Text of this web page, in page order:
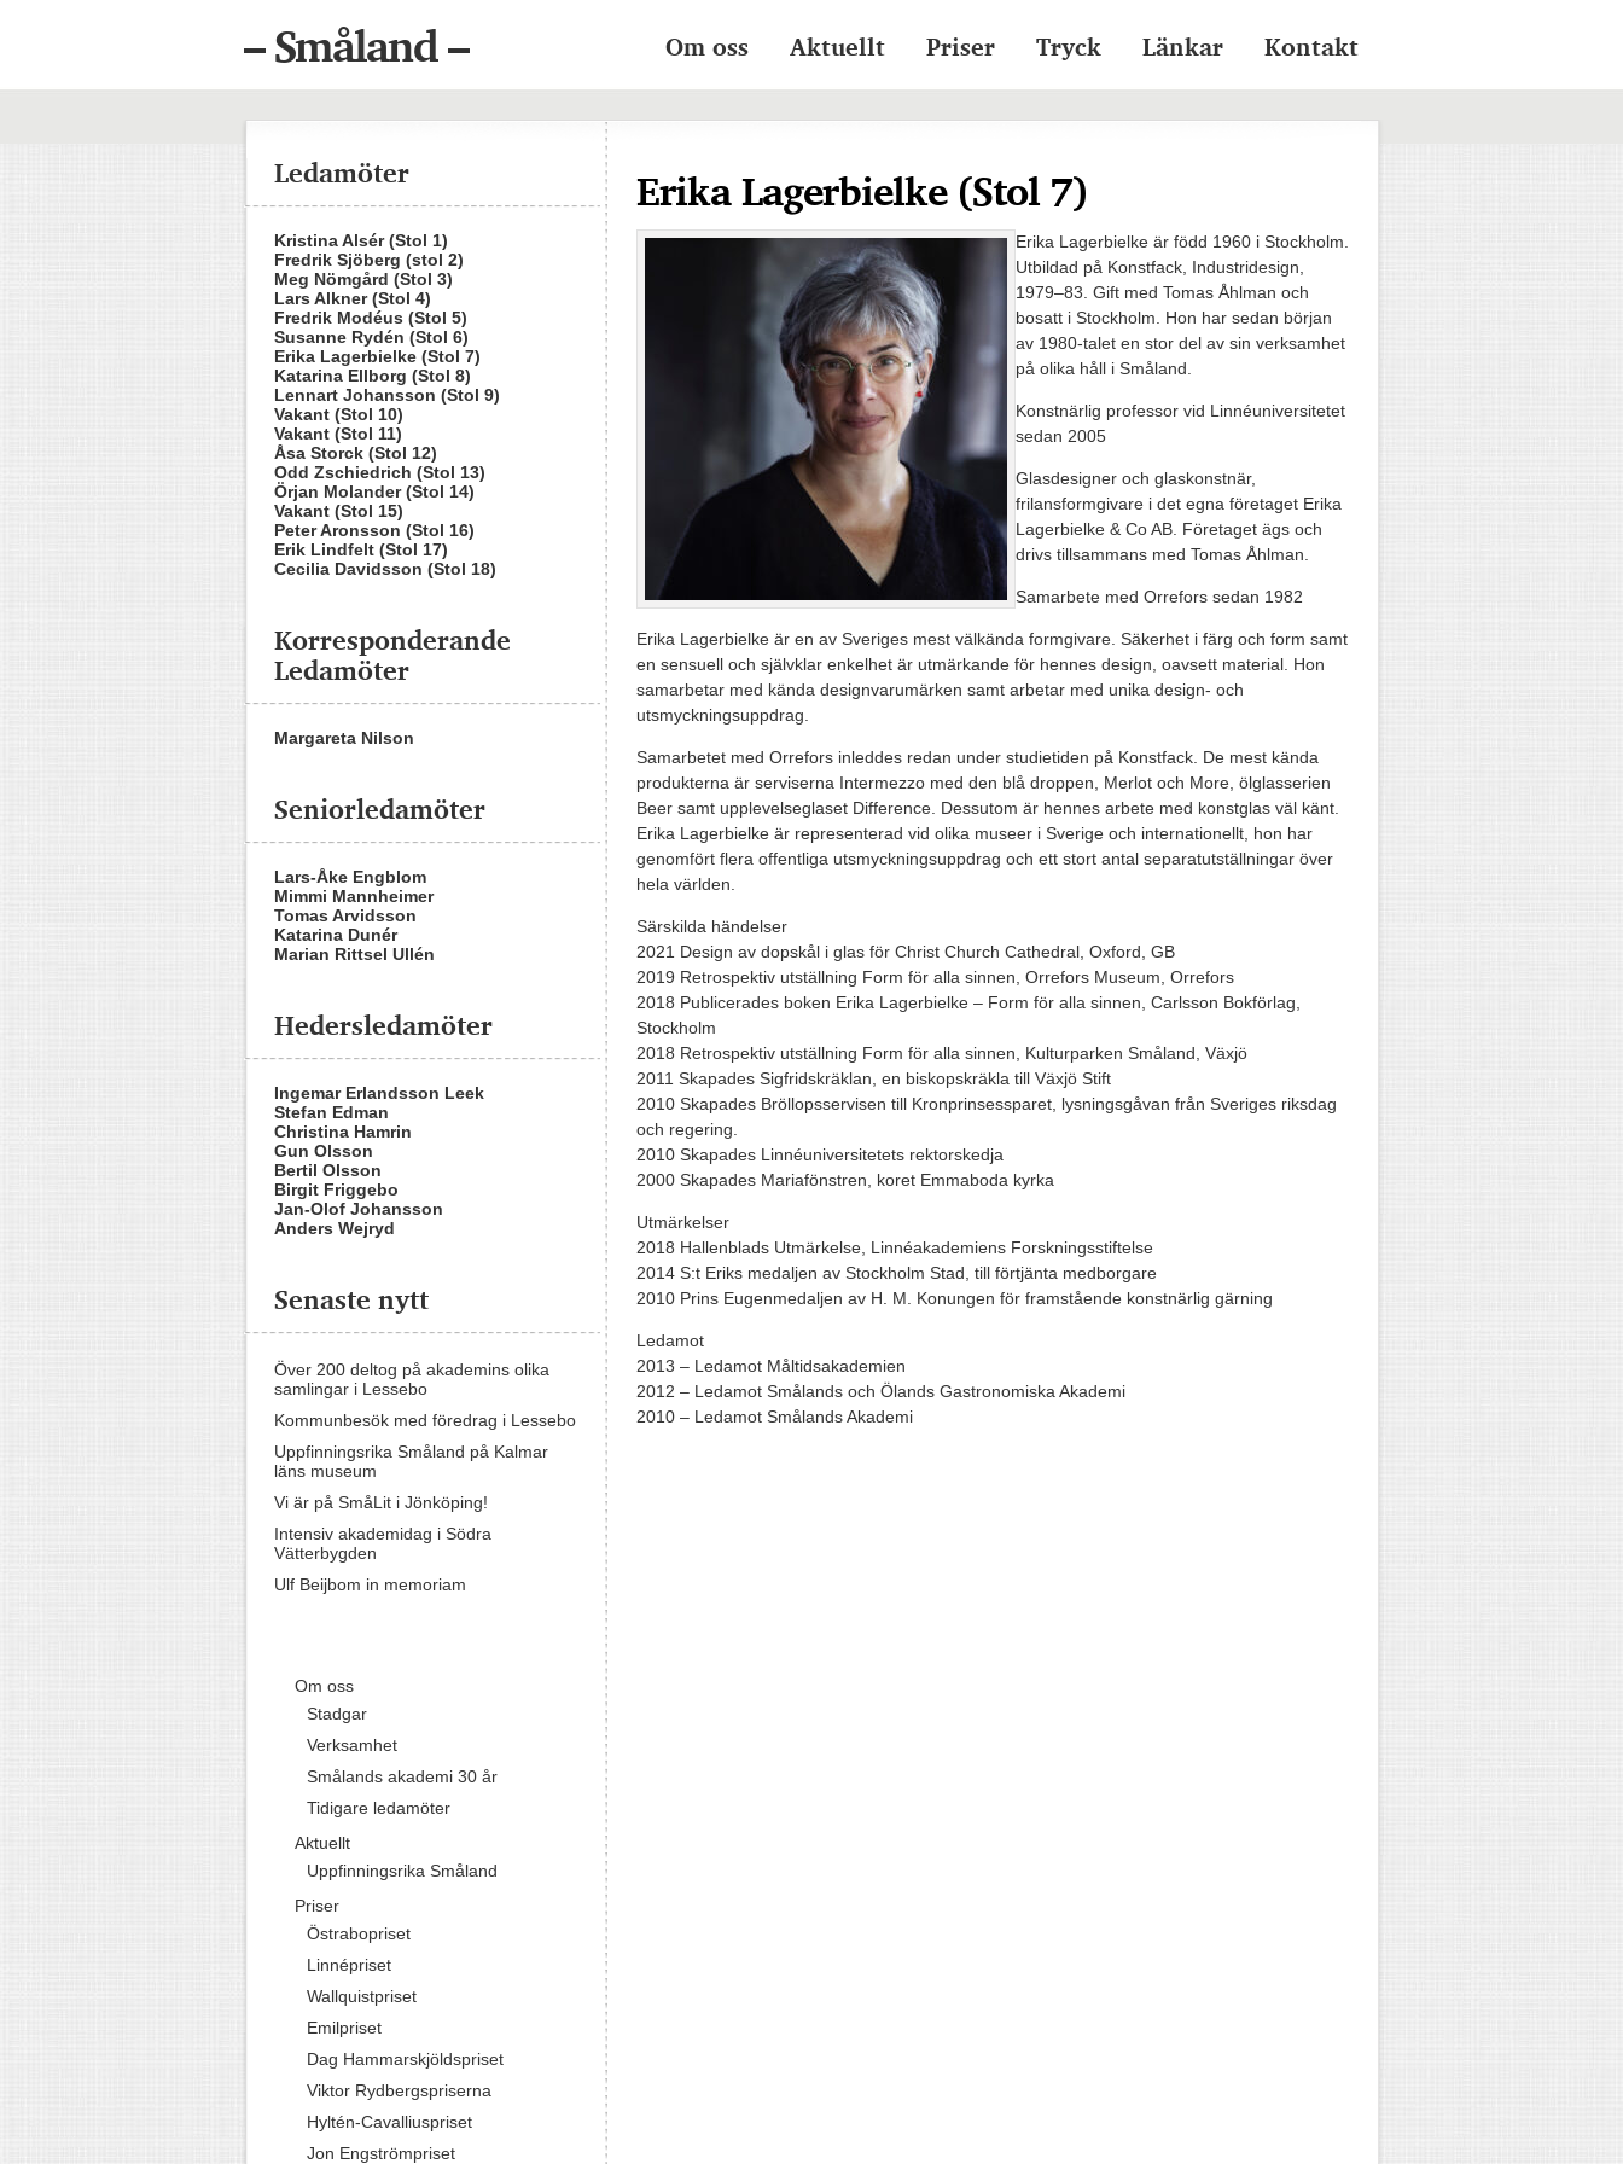
– Småland – Om oss Aktuellt Priser Tryck Länkar Kontakt
Erika Lagerbielke (Stol 7)
Erika Lagerbielke är född 1960 i Stockholm.
Utbildad på Konstfack, Industridesign,
1979–83. Gift med Tomas Åhlman och
bosatt i Stockholm. Hon har sedan början
av 1980-talet en stor del av sin verksamhet
på olika håll i Småland.
Konstnärlig professor vid Linnéuniversitetet
sedan 2005
Glasdesigner och glaskonstnär,
frilansformgivare i det egna företaget Erika
Lagerbielke & Co AB. Företaget ägs och
drivs tillsammans med Tomas Åhlman.
Samarbete med Orrefors sedan 1982
Erika Lagerbielke är en av Sveriges mest välkända formgivare. Säkerhet i färg och form samt
en sensuell och självklar enkelhet är utmärkande för hennes design, oavsett material. Hon
samarbetar med kända designvarumärken samt arbetar med unika design- och
utsmyckningsuppdrag.
Samarbetet med Orrefors inleddes redan under studietiden på Konstfack. De mest kända
produkterna är serviserna Intermezzo med den blå droppen, Merlot och More, ölglasserien
Beer samt upplevelseglaset Difference. Dessutom är hennes arbete med konstglas väl känt.
Erika Lagerbielke är representerad vid olika museer i Sverige och internationellt, hon har
genomfört flera offentliga utsmyckningsuppdrag och ett stort antal separatutställningar över
hela världen.
Särskilda händelser
2021 Design av dopskål i glas för Christ Church Cathedral, Oxford, GB
2019 Retrospektiv utställning Form för alla sinnen, Orrefors Museum, Orrefors
2018 Publicerades boken Erika Lagerbielke – Form för alla sinnen, Carlsson Bokförlag,
Stockholm
2018 Retrospektiv utställning Form för alla sinnen, Kulturparken Småland, Växjö
2011 Skapades Sigfridskräklan, en biskopskräkla till Växjö Stift
2010 Skapades Bröllopsservisen till Kronprinsessparet, lysningsgåvan från Sveriges riksdag
och regering.
2010 Skapades Linnéuniversitetets rektorskedja
2000 Skapades Mariafönstren, koret Emmaboda kyrka
Utmärkelser
2018 Hallenblads Utmärkelse, Linnéakademiens Forskningsstiftelse
2014 S:t Eriks medaljen av Stockholm Stad, till förtjänta medborgare
2010 Prins Eugenmedaljen av H. M. Konungen för framstående konstnärlig gärning
Ledamot
2013 – Ledamot Måltidsakademien
2012 – Ledamot Smålands och Ölands Gastronomiska Akademi
2010 – Ledamot Smålands Akademi
Ledamöter
Kristina Alsér (Stol 1)
Fredrik Sjöberg (stol 2)
Meg Nömgård (Stol 3)
Lars Alkner (Stol 4)
Fredrik Modéus (Stol 5)
Susanne Rydén (Stol 6)
Erika Lagerbielke (Stol 7)
Katarina Ellborg (Stol 8)
Lennart Johansson (Stol 9)
Vakant (Stol 10)
Vakant (Stol 11)
Åsa Storck (Stol 12)
Odd Zschiedrich (Stol 13)
Örjan Molander (Stol 14)
Vakant (Stol 15)
Peter Aronsson (Stol 16)
Erik Lindfelt (Stol 17)
Cecilia Davidsson (Stol 18)
Korresponderande
Ledamöter
Margareta Nilson
Seniorledamöter
Lars-Åke Engblom
Mimmi Mannheimer
Tomas Arvidsson
Katarina Dunér
Marian Rittsel Ullén
Hedersledamöter
Ingemar Erlandsson Leek
Stefan Edman
Christina Hamrin
Gun Olsson
Bertil Olsson
Birgit Friggebo
Jan-Olof Johansson
Anders Wejryd
Senaste nytt
Över 200 deltog på akademins olika
samlingar i Lessebo
Kommunbesök med föredrag i Lessebo
Uppfinningsrika Småland på Kalmar
läns museum
Vi är på SmåLit i Jönköping!
Intensiv akademidag i Södra
Vätterbygden
Ulf Beijbom in memoriam
Om oss
Stadgar
Verksamhet
Smålands akademi 30 år
Tidigare ledamöter
Aktuellt
Uppfinningsrika Småland
Priser
Östrabopriset
Linnépriset
Wallquistpriset
Emilpriset
Dag Hammarskjöldspriset
Viktor Rydbergspriserna
Hyltén-Cavalliuspriset
Jon Engströmpriset